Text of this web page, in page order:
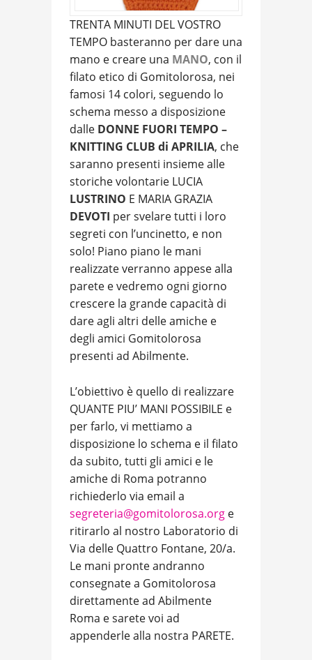
TRENTA MINUTI DEL VOSTRO
TEMPO basteranno per dare una
mano e creare una MANO, con il
filato etico di Gomitolorosa, nei
famosi 14 colori, seguendo lo
schema messo a disposizione
dalle DONNE FUORI TEMPO –
KNITTING CLUB di APRILIA, che
saranno presenti insieme alle
storiche volontarie LUCIA
LUSTRINO E MARIA GRAZIA
DEVOTI per svelare tutti i loro
segreti con l’uncinetto, e non
solo! Piano piano le mani
realizzate verranno appese alla
parete e vedremo ogni giorno
crescere la grande capacità di
dare agli altri delle amiche e
degli amici Gomitolorosa
presenti ad Abilmente.
L’obiettivo è quello di realizzare
QUANTE PIU’ MANI POSSIBILE e
per farlo, vi mettiamo a
disposizione lo schema e il filato
da subito, tutti gli amici e le
amiche di Roma potranno
richiederlo via email a
segreteria@gomitolorosa.org e
ritirarlo al nostro Laboratorio di
Via delle Quattro Fontane, 20/a.
Le mani pronte andranno
consegnate a Gomitolorosa
direttamente ad Abilmente
Roma e sarete voi ad
appenderle alla nostra PARETE.